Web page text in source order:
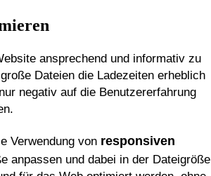
ansprechend und informativ zu
Dateien die Ladezeiten erheblich
negativ auf die Benutzererfahrung
Verwendung von responsiven
anpassen und dabei in der Dateigröße